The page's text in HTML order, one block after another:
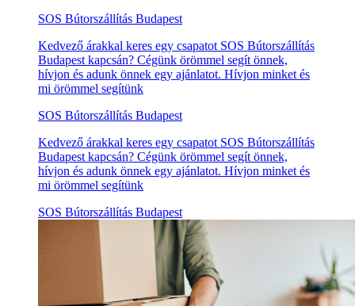
SOS Bútorszállítás Budapest
Kedvező árakkal keres egy csapatot SOS Bútorszállítás
Budapest kapcsán? Cégünk örömmel segít önnek,
hívjon és adunk önnek egy ajánlatot. Hívjon minket és
mi örömmel segítünk
SOS Bútorszállítás Budapest
Kedvező árakkal keres egy csapatot SOS Bútorszállítás
Budapest kapcsán? Cégünk örömmel segít önnek,
hívjon és adunk önnek egy ajánlatot. Hívjon minket és
mi örömmel segítünk
SOS Bútorszállítás Budapest